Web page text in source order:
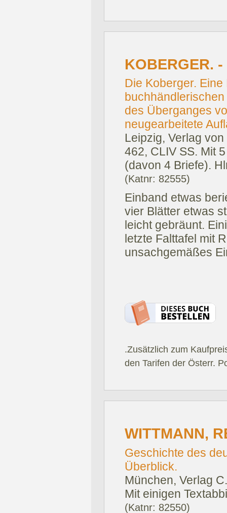
KOBERGER.
Die Koberger.
des Überganges
neugearbeitete
Leipzig, Verlag
462, CLIV SS. Mit
(davon 4 Briefe).
(Katnr: 82555)
Einband etwas
vier Blätter etwas
leicht gebräunt.
letzte Falttafel mit
unsachgemäßes
.Zusätzlich zum
den Tarifen der Österr.
WITTMANN,
Geschichte des
Überblick.
München, Verlag
Mit einigen
(Katnr: 82550)